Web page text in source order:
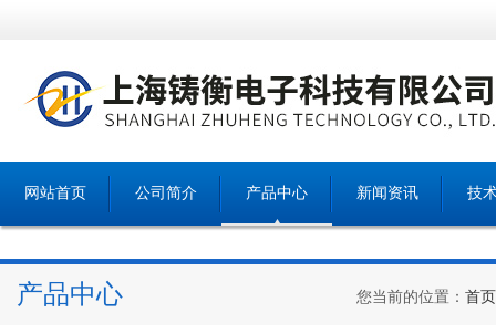
网站首页 公司简介 产品中心 新闻资讯 技
产品中心 您当前的位置： 首页